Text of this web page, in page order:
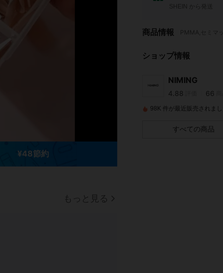
¥48節約
もっと見る
SHEIN から発送
商品情報 PMMA,セミマ
ショップ情報
NIMING
4.88
4.88
4.88 66
98K 件が最近販売されまし
すべての商品